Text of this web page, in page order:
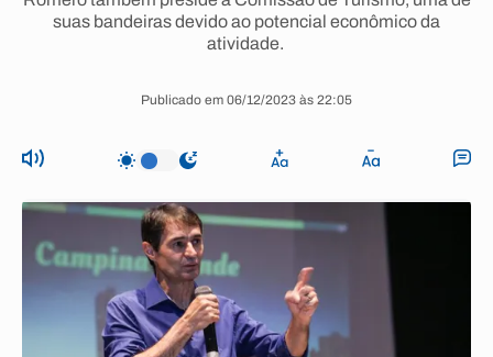
suas bandeiras devido ao potencial econômico da
atividade.
Publicado em 06/12/2023 às 22:05